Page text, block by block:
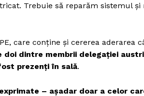
Trebuie să reparăm sistemul
care conține și cererea aderarea
dintre membrii delegației
prezenți în sală.
– așadar doar a celor